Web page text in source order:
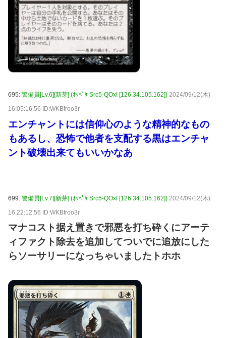
695: 警備員[Lv.6][新芽] (ｵｯﾍﾟｹ Src5-QOxI [126.34.105.162]) 2024/09/12(木)
16:05:16.56 ID:WKBfroo3r
エンチャントには信仰心のような精神的なもの
もあるし、恐怖で他者を支配する黒はエンチャ
ント破壊出来てもいいかなあ
699: 警備員[Lv.7][新芽] (ｵｯﾍﾟｹ Src5-QOxI [126.34.105.162]) 2024/09/12(木)
16:22:12.56 ID:WKBfroo3r
マナコスト据え置きで邪悪を打ち砕くにアーテ
ィファクト除去を追加してついでに追放にした
らソーサリーになっちゃいましたトホホ